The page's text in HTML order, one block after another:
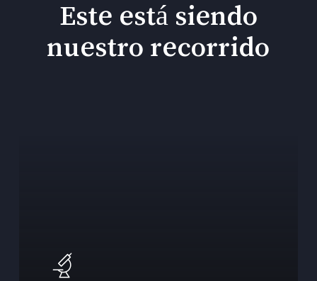
Este está siendo
nuestro recorrido